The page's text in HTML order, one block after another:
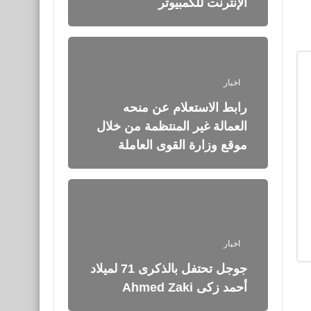
اخبار
رابط الاستعلام عن منحه
العمالة غير المنتظمة من خلال
موقع وزارة القوى العاملة
اخبار
جوجل تحتفل بالذكرى 71 لميلاد
أحمد زكى Ahmed Zaki